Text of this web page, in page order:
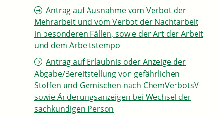
Antrag auf Ausnahme vom Verbot der
Mehrarbeit und vom Verbot der Nachtarbeit
in besonderen Fällen, sowie der Art der Arbeit
und dem Arbeitstempo
Antrag auf Erlaubnis oder Anzeige der
Abgabe/Bereitstellung von gefährlichen
Stoffen und Gemischen nach ChemVerbotsV
sowie Änderungsanzeigen bei Wechsel der
sachkundigen Person